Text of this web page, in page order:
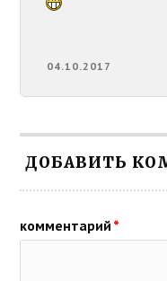
04.10.2017
ДОБАВИТЬ
комментарий *